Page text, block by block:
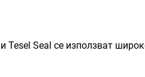
Tesel Seal се използват